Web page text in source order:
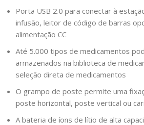
Porta USB 2.0 para conectar à
infusão, leitor de código de barras
alimentação CC
Até 5.000 tipos de medicamentos
armazenados na biblioteca de
seleção direta de medicamentos
O grampo de poste permite uma
poste horizontal, poste vertical ou
A bateria de íons de lítio de alta